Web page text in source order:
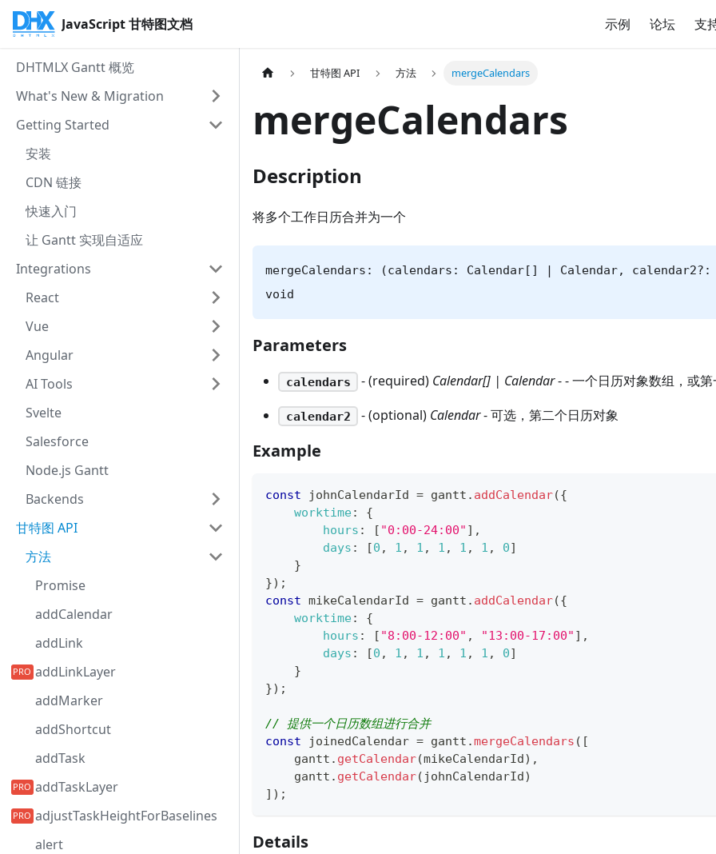
JavaScript 甘特图文档 示例 论坛 支
DHTMLX Gantt 概览
What's New & Migration
Getting Started
安装
CDN 链接
快速入门
让 Gantt 实现自适应
Integrations
React
Vue
Angular
AI Tools
Svelte
Salesforce
Node.js Gantt
Backends
甘特图 API
方法
Promise
addCalendar
addLink
addLinkLayer
addMarker
addShortcut
addTask
addTaskLayer
adjustTaskHeightForBaselines
alert
甘特图 API 方法 mergeCalendars
mergeCalendars
Description
将多个工作日历合并为一个
mergeCalendars: (calendars: Calendar[] | Calendar, calendar2?:
void
Parameters
calendars - (required) Calendar[] | Calendar- - 一个日历对象数组，或
calendar2 - (optional) Calendar- 可选，第二个日历对象
Example
const johnCalendarId = gantt . addCalendar({
worktime:
{
hours : [ "0:00-24:00" ] ,
days : [0 , 1 , 1 , 1 , 1 , 1 , 0]
}
}) ;
const mikeCalendarId = gantt . addCalendar({
worktime:
{
hours : [ "8:00-12:00" , "13:00-17:00" ] ,
days : [0 , 1 , 1 , 1 , 1 , 1 , 0]
}
}) ;
// 提供一个日历数组进行合并
const joinedCalendar = gantt .mergeCalendars ( [
    gantt
. getCalendar(mikeCalendarId ) ,
    gantt
. getCalendar( johnCalendarId )
] ) ;
Details